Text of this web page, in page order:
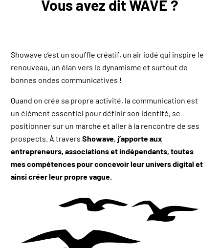
Vous avez dit WAVE ?
Showave c’est un souffle créatif, un air iodé qui inspire le
renouveau, un élan vers le dynamisme et surtout de
bonnes ondes communicatives !
Quand on crée sa propre activité, la communication est
un élément essentiel pour définir son identité, se
positionner sur un marché et aller à la rencontre de ses
prospects. À traversShowave, j’apporte aux
entrepreneurs, associations et indépendants, toutes
mes compétences pour concevoir leur univers digital et
ainsi créer leur propre vague.